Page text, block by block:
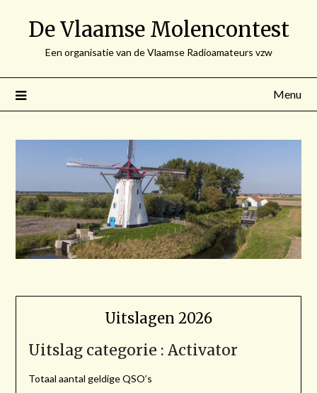
De Vlaamse Molencontest
Een organisatie van de Vlaamse Radioamateurs vzw
Menu
Uitslagen 2026
Uitslag categorie : Activator
Totaal aantal geldige QSO’s